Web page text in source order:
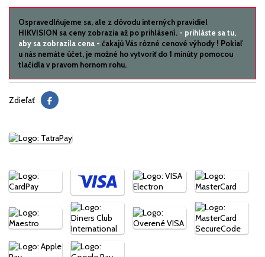
Ospravedlňujeme sa, ale z dôvodu interných pravidiel
HIKVISION sa ceny zobrazia až po prihlásení. - prihláste sa tu,
aby sa zobrazila cena - čakajú Vás rôzné cenové výhody ! Pokiaľ
u nás nemáte účet, je možné ho vytvoriť do 1 minúty pomocou
tlačidla v pravom hornom rohu.
Zdieľať